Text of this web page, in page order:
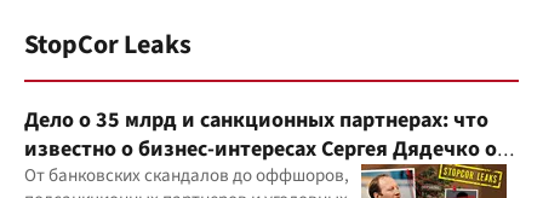
StopCor Leaks
Дело о 35 млрд и санкционных партнерах: что
известно о бизнес-интересах Сергея Дядечко от
"Родовид Банка" до "ФАРМАСЕЛ"
От банковских скандалов до оффшоров,